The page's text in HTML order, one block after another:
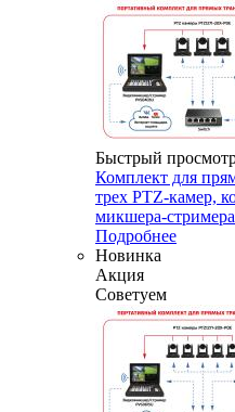
Быстрый
Комплект для
трех PTZ-камер,
микшера-
Подробнее
Новинка
Акция
Советуем